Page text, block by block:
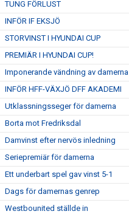
TUNG FÖRLUST
INFÖR IF EKSJÖ
STORVINST I HYUNDAI CUP
PREMIÄR I HYUNDAI CUP!
Imponerande vändning av damerna
INFÖR HFF-VÄXJÖ DFF AKADEMI
Utklassningsseger för damerna
Borta mot Fredriksdal
Damvinst efter nervös inledning
Seriepremiär för damerna
Ett underbart spel gav vinst 5-1
Dags för damernas genrep
Westbounited ställde in